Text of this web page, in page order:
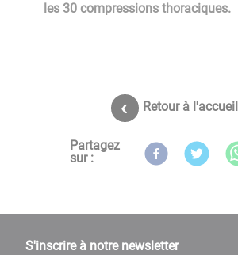
les 30 compressions thoraciques.
Retour à l'accueil
Partagez
sur :
S'inscrire à notre newsletter